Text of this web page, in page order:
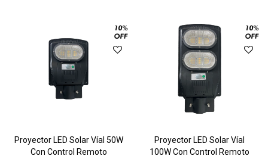
Proyector LED Solar Víal 50W
Con Control Remoto
Proyector LED Solar Víal
100W Con Control Remoto